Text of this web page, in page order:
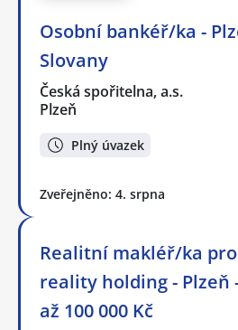
Osobní bankéř/ka -
Slovany
Česká spořitelna, a.s.
Plzeň
Plný úvazek
Zveřejněno: 4. srpna
Realitní makléř/ka
reality holding - Plzeň
až 100 000 Kč